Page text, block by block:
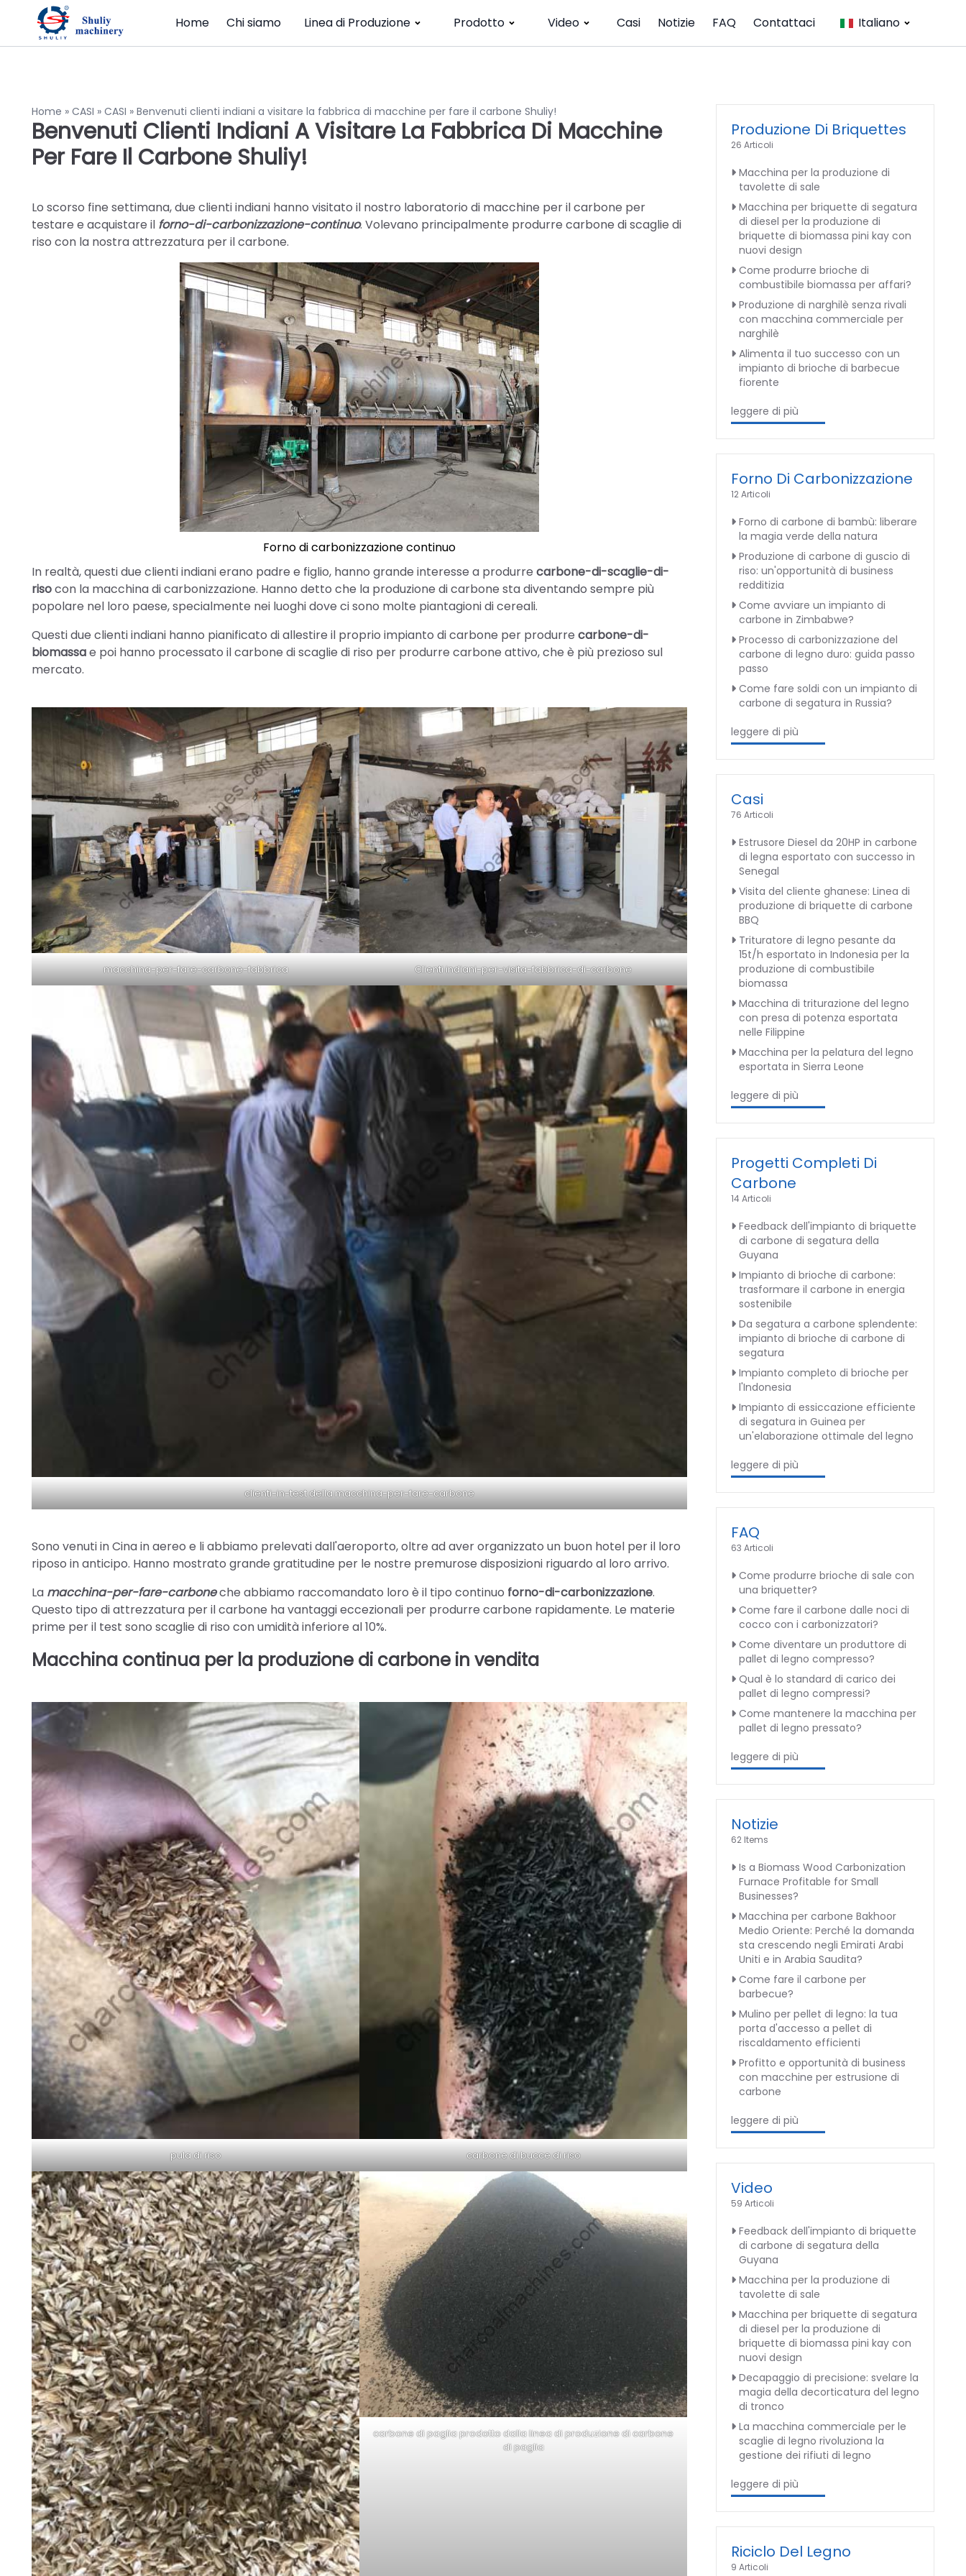
Home Chi siamo Linea di Produzione Prodotto Video Casi Notizie FAQ Contattaci Italiano
Home » CASI » CASI » Benvenuti clienti indiani a visitare la fabbrica di macchine per fare il carbone Shuliy!
Benvenuti Clienti Indiani A Visitare La Fabbrica Di Macchine
Per Fare Il Carbone Shuliy!
Lo scorso fine settimana, due clienti indiani hanno visitato il nostro laboratorio di macchine per il carbone per
testare e acquistare il forno-di-carbonizzazione-continuo. Volevano principalmente produrre carbone di scaglie di
riso con la nostra attrezzatura per il carbone.
Forno di carbonizzazione continuo
In realtà, questi due clienti indiani erano padre e figlio, hanno grande interesse a produrre carbone-di-scaglie-di-
risocon la macchina di carbonizzazione. Hanno detto che la produzione di carbone sta diventando sempre più
popolare nel loro paese, specialmente nei luoghi dove ci sono molte piantagioni di cereali.
Questi due clienti indiani hanno pianificato di allestire il proprio impianto di carbone per produrre carbone-di-
biomassae poi hanno processato il carbone di scaglie di riso per produrre carbone attivo, che è più prezioso sul
mercato.
macchina-per-fare-carbone-fabbrica Clienti indiani-per-visita-fabbrica-di-carbone
clienti-in-test della macchina-per-fare-carbone
Sono venuti in Cina in aereo e li abbiamo prelevati dall'aeroporto, oltre ad aver organizzato un buon hotel per il loro
riposo in anticipo. Hanno mostrato grande gratitudine per le nostre premurose disposizioni riguardo al loro arrivo.
La macchina-per-fare-carboneche abbiamo raccomandato loro è il tipo continuo forno-di-carbonizzazione.
Questo tipo di attrezzatura per il carbone ha vantaggi eccezionali per produrre carbone rapidamente. Le materie
prime per il test sono scaglie di riso con umidità inferiore al 10%.
Macchina continua per la produzione di carbone in vendita
pula di riso carbone di bucce di riso
carbone di paglia prodotto dalla linea di produzione di carbone
di paglia
Produzione Di Briquettes
26 Articoli
Macchina per la produzione di
tavolette di sale
Macchina per briquette di segatura
di diesel per la produzione di
briquette di biomassa pini kay con
nuovi design
Come produrre brioche di
combustibile biomassa per affari?
Produzione di narghilè senza rivali
con macchina commerciale per
narghilè
Alimenta il tuo successo con un
impianto di brioche di barbecue
fiorente
leggere di più
Forno Di Carbonizzazione
12 Articoli
Forno di carbone di bambù: liberare
la magia verde della natura
Produzione di carbone di guscio di
riso: un'opportunità di business
redditizia
Come avviare un impianto di
carbone in Zimbabwe?
Processo di carbonizzazione del
carbone di legno duro: guida passo
passo
Come fare soldi con un impianto di
carbone di segatura in Russia?
leggere di più
Casi
76 Articoli
Estrusore Diesel da 20HP in carbone
di legna esportato con successo in
Senegal
Visita del cliente ghanese: Linea di
produzione di briquette di carbone
BBQ
Trituratore di legno pesante da
15t/h esportato in Indonesia per la
produzione di combustibile
biomassa
Macchina di triturazione del legno
con presa di potenza esportata
nelle Filippine
Macchina per la pelatura del legno
esportata in Sierra Leone
leggere di più
Progetti Completi Di
Carbone
14 Articoli
Feedback dell'impianto di briquette
di carbone di segatura della
Guyana
Impianto di brioche di carbone:
trasformare il carbone in energia
sostenibile
Da segatura a carbone splendente:
impianto di brioche di carbone di
segatura
Impianto completo di brioche per
l'Indonesia
Impianto di essiccazione efficiente
di segatura in Guinea per
un'elaborazione ottimale del legno
leggere di più
FAQ
63 Articoli
Come produrre brioche di sale con
una briquetter?
Come fare il carbone dalle noci di
cocco con i carbonizzatori?
Come diventare un produttore di
pallet di legno compresso?
Qual è lo standard di carico dei
pallet di legno compressi?
Come mantenere la macchina per
pallet di legno pressato?
leggere di più
Notizie
62 Items
Is a Biomass Wood Carbonization
Furnace Profitable for Small
Businesses?
Macchina per carbone Bakhoor
Medio Oriente: Perché la domanda
sta crescendo negli Emirati Arabi
Uniti e in Arabia Saudita?
Come fare il carbone per
barbecue?
Mulino per pellet di legno: la tua
porta d'accesso a pellet di
riscaldamento efficienti
Profitto e opportunità di business
con macchine per estrusione di
carbone
leggere di più
Video
59 Articoli
Feedback dell'impianto di briquette
di carbone di segatura della
Guyana
Macchina per la produzione di
tavolette di sale
Macchina per briquette di segatura
di diesel per la produzione di
briquette di biomassa pini kay con
nuovi design
Decapaggio di precisione: svelare la
magia della decorticatura del legno
di tronco
La macchina commerciale per le
scaglie di legno rivoluziona la
gestione dei rifiuti di legno
leggere di più
Riciclo Del Legno
9 Articoli